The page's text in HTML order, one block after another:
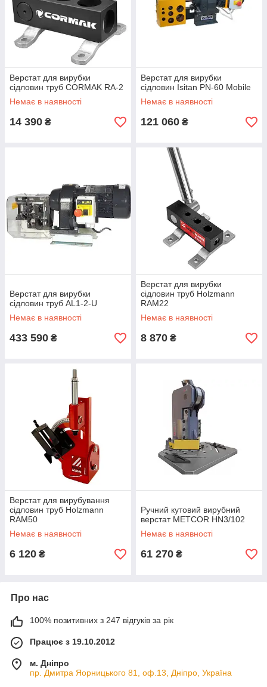
Верстат для вирубки
сідловин труб CORMAK RA-2
Немає в наявності
14 390 ₴
Верстат для вирубки
сідловин Isitan PN-60 Mobile
Немає в наявності
121 060 ₴
Верстат для вирубки
сідловин труб AL1-2-U
Немає в наявності
433 590 ₴
Верстат для вирубки
сідловин труб Holzmann
RAM22
Немає в наявності
8 870 ₴
Верстат для вирубування
сідловин труб Holzmann
RAM50
Немає в наявності
6 120 ₴
Ручний кутовий вирубний
верстат METCOR HN3/102
Немає в наявності
61 270 ₴
Про нас
100% позитивних з 247 відгуків за рік
Працює з 19.10.2012
м. Дніпро
пр. Дмитра Яорницького 81, оф.13, Дніпро, Україна